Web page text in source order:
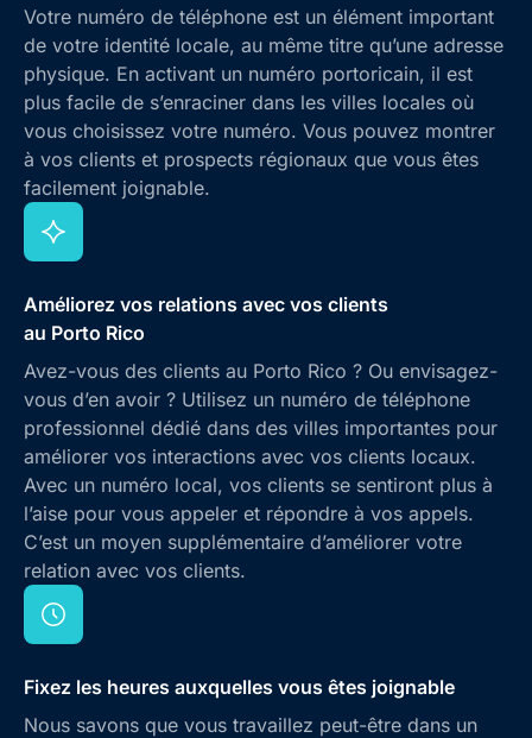
Votre numéro de téléphone est un élément important
de votre identité locale, au même titre qu’une adresse
physique. En activant un numéro portoricain, il est
plus facile de s’enraciner dans les villes locales où
vous choisissez votre numéro. Vous pouvez montrer
à vos clients et prospects régionaux que vous êtes
facilement joignable.
Améliorez vos relations avec vos clients
au Porto Rico
Avez-vous des clients au Porto Rico ? Ou envisagez-
vous d’en avoir ? Utilisez un numéro de téléphone
professionnel dédié dans des villes importantes pour
améliorer vos interactions avec vos clients locaux.
Avec un numéro local, vos clients se sentiront plus à
l’aise pour vous appeler et répondre à vos appels.
C’est un moyen supplémentaire d’améliorer votre
relation avec vos clients.
Fixez les heures auxquelles vous êtes joignable
Nous savons que vous travaillez peut-être dans un